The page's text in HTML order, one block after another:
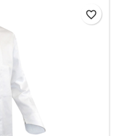
favorite_border